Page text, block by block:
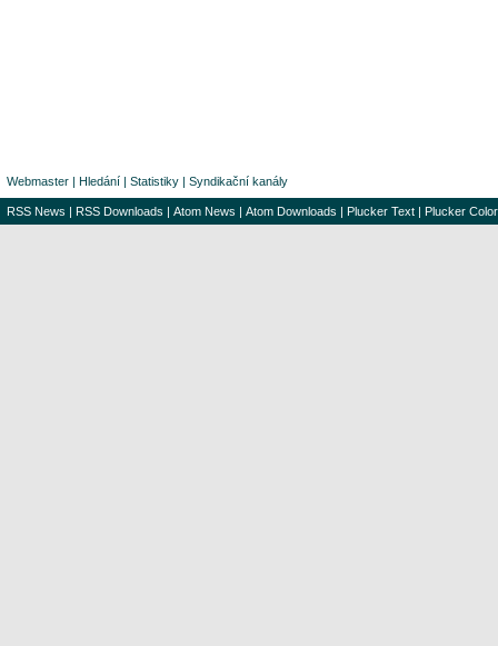
Webmaster | Hledání | Statistiky | Syndikační kanály
RSS News | RSS Downloads | Atom News | Atom Downloads | Plucker Text | Plucker Color